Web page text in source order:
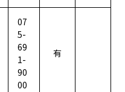
07
5-
69
1-
90
00
有